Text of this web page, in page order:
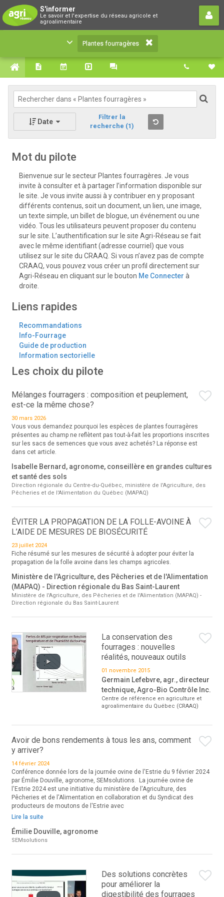
S'informer
Le savoir et l'expertise du réseau agricole et
agroalimentaire
Plantes fourragères
Le savoir et l'expertise du réseau agricole et
agroalimentaire
Plantes fourragères
Date
Filtrer la
recherche (1)
Mot du pilote
Bienvenue sur le secteur Plantes fourragères. Je vous
invite à consulter et à partager l’information disponible sur
le site. Je vous invite aussi à y contribuer en y proposant
différents contenus, soit un document, un lien, une image,
un texte simple, un billet de blogue, un événement ou une
vidéo. Tous les utilisateurs peuvent proposer du contenu
sur le site. L’authentification sur le site Agri-Réseau se fait
avec le même identifiant (adresse courriel) que vous
utilisez sur le site du CRAAQ. Si vous n’avez pas de compte
CRAAQ, vous pouvez vous créer un profil directement sur
Agri-Réseau en cliquant sur le bouton Me Connecter à
droite.
Liens rapides
Recommandations
Info-Fourrage
Guide de production
Information sectorielle
Les choix du pilote
Mélanges fourragers : composition et peuplement,
est-ce la même chose?
30 mars 2026
Vous vous demandez pourquoi les espèces de plantes fourragères
présentes au champ ne reflètent pas tout-à-fait les proportions inscrites
sur les sacs de semences que vous avez achetés? La réponse est
dans cet article.
Isabelle Bernard, agronome, conseillère en grandes cultures
et santé des sols
Direction régionale du Centre-du-Québec, ministère de l'Agriculture, des
Pêcheries et de l'Alimentation du Québec (MAPAQ)
ÉVITER LA PROPAGATION DE LA FOLLE-AVOINE À
L’AIDE DE MESURES DE BIOSÉCURITÉ
23 juillet 2024
Fiche résumé sur les mesures de sécurité à adopter pour éviter la
propagation de la folle avoine dans les champs agricoles.
Ministère de l'Agriculture, des Pêcheries et de l'Alimentation
(MAPAQ) - Direction régionale du Bas Saint-Laurent
Ministère de l'Agriculture, des Pêcheries et de l'Alimentation (MAPAQ) -
Direction régionale du Bas Saint-Laurent
La conservation des
fourrages : nouvelles
réalités, nouveaux outils
01 novembre 2015
Germain Lefebvre, agr., directeur
technique, Agro-Bio Contrôle Inc.
Centre de référence en agriculture et
agroalimentaire du Québec (CRAAQ)
Avoir de bons rendements à tous les ans, comment
y arriver?
14 février 2024
Conférence donnée lors de la journée ovine de l'Estrie du 9 février 2024
par Émilie Douville, agronome, SEMsolutions. La journée ovine de
l'Estrie 2024 est une initiative du ministère de l'Agriculture, des
Pêcheries et de l'Alimentation en collaboration et du Syndicat des
producteurs de moutons de l'Estrie avec
Lire la suite
Émilie Douville, agronome
SEMsolutions
Des solutions concrètes
pour améliorer la
digestibilité des fourrages